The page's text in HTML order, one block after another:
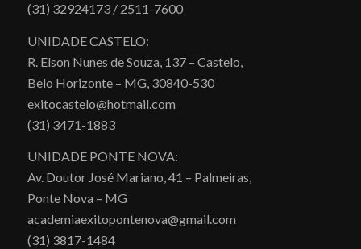
(31) 32924173 / 2511-7600
UNIDADE CASTELO:
R. Elson Nunes de Souza, 137 – Castelo,
Belo Horizonte – MG, 30840-530
exitocastelo@hotmail.com
(31) 3471-1883
UNIDADE PONTE NOVA:
Av. Doutor José Mariano, 41 – Palmeiras,
Ponte Nova – MG
academiaexitopontenova@gmail.com
(31) 3817-1484